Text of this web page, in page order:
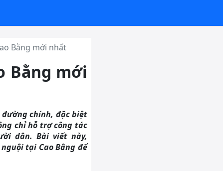
Bằng mới nhất
Bằng mới
chính, đặc biệt
chỉ hỗ trợ công tác
dân. Bài viết này,
tại Cao Bằng để